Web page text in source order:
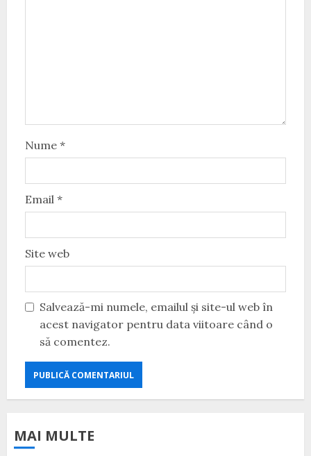
Nume *
Email *
Site web
Salvează-mi numele, emailul și site-ul web în
acest navigator pentru data viitoare când o
să comentez.
MAI MULTE